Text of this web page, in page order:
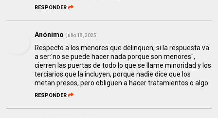
RESPONDER
Anónimo julio 18, 2025
Respecto a los menores que delinquen, si la respuesta va
a ser:'no se puede hacer nada porque son menores",
cierren las puertas de todo lo que se llame minoridad y los
terciarios que la incluyen, porque nadie dice que los
metan presos, pero obliguen a hacer tratamientos o algo.
RESPONDER